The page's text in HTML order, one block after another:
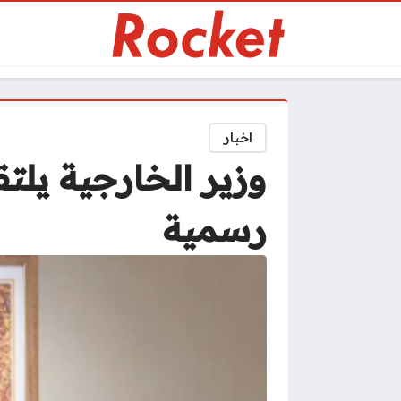
اخبار
وزير الخارجية
رسمية